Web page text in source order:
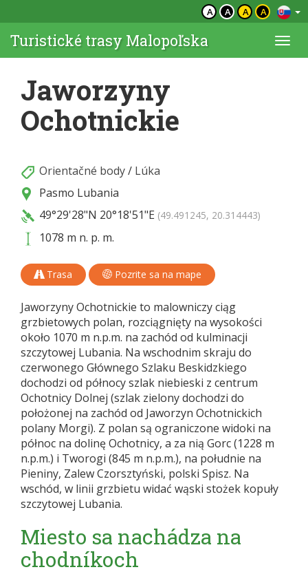
A A A A
Turistické trasy Malopoľska
Jaworzyny
Ochotnickie
Orientačné body/ Lúka
Pasmo Lubania
49°29'28"N 20°18'51"E (49.491245, 20.314443)
1078 m n. p. m.
Trasa Pozrite sa na mape
Jaworzyny Ochotnickie to malowniczy ciąg
grzbietowych polan, rozciągnięty na wysokości
około 1070 m n.p.m. na zachód od kulminacji
szczytowej Lubania. Na wschodnim skraju do
czerwonego Głównego Szlaku Beskidzkiego
dochodzi od północy szlak niebieski z centrum
Ochotnicy Dolnej (szlak zielony dochodzi do
położonej na zachód od Jaworzyn Ochotnickich
polany Morgi). Z polan są ograniczone widoki na
północ na dolinę Ochotnicy, a za nią Gorc (1228 m
n.p.m.) i Tworogi (845 m n.p.m.), na południe na
Pieniny, Zalew Czorsztyński, polski Spisz. Na
wschód, w linii grzbietu widać wąski stożek kopuły
szczytowej Lubania.
Miesto sa nachádza na
chodníkoch